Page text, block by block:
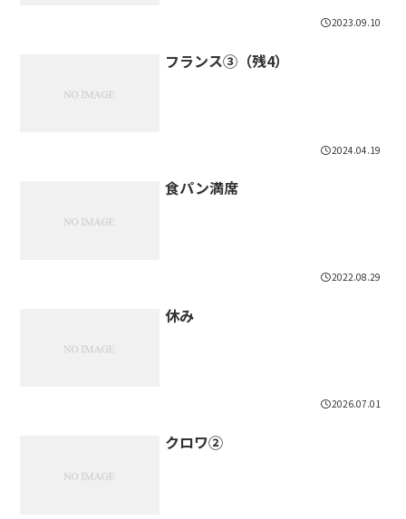
2023.09.10
フランス③（残4）
2024.04.19
食パン満席
2022.08.29
休み
2026.07.01
クロワ②